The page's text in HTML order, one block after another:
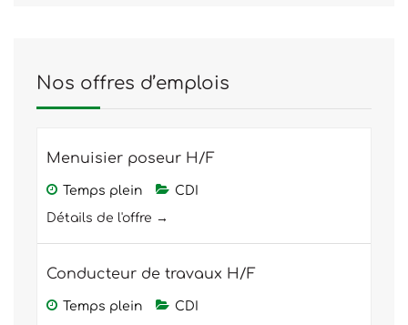
Nos offres d’emplois
Menuisier poseur H/F
Temps plein
CDI
Détails de l'offre
Conducteur de travaux H/F
Temps plein
CDI